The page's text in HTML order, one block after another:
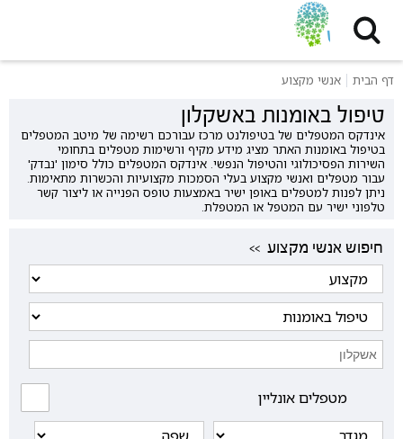
דף הבית אנשי מקצוע
טיפול באומנות באשקלון
אינדקס המטפלים של בטיפולנט מרכז עבורכם רשימה של מיטב המטפלים
בטיפול באומנות האתר מציג מידע מקיף ורשימות מטפלים בתחומי
השירות הפסיכולוגי והטיפול הנפשי. אינדקס המטפלים כולל סימון 'נבדק'
עבור מטפלים ואנשי מקצוע בעלי הסמכות מקצועיות והכשרות מתאימות.
ניתן לפנות למטפלים באופן ישיר באמצעות טופס הפנייה או ליצור קשר
טלפוני ישיר עם המטפל או המטפלת.
<< חיפוש אנשי מקצוע
מטפלים אונליין